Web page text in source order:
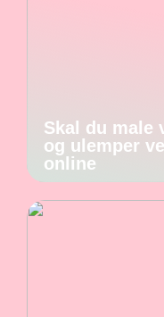
Skal du male
og ulemper
online